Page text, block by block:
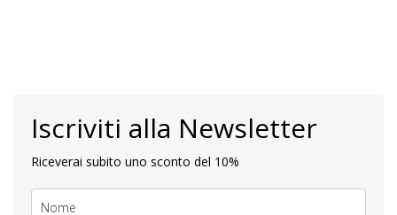
Iscriviti alla Newsletter
Riceverai subito uno sconto del 10%